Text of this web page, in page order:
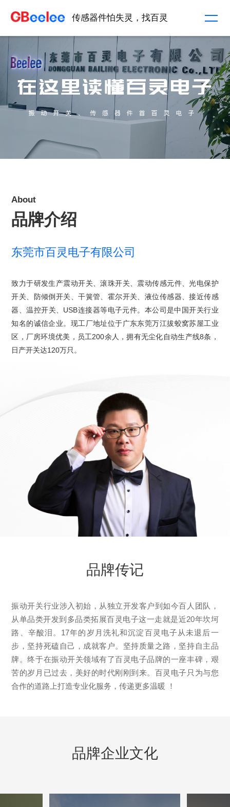
传感器件怕失灵，找百灵
About
品牌介绍
东莞市百灵电子有限公司
致力于研发生产震动开关、滚珠开关、震动传感元件、光电保护
开关、防倾倒开关、干簧管、霍尔开关、液位传感器、接近传感
器、温控开关、USB连接器等电子元件。本公司是中国开关行业
知名的诚信企业。现工厂地址位于广东东莞万江拔蛟窝苏屋工业
区，厂房环境优美，员工200余人，拥有无尘化自动生产线8条，
日产开关达120万只。
品牌传记
振动开关行业涉入初始，从独立开发客户到如今百人团队，
从单品类开发到多品类拓展百灵电子这一走就是近20年坎坷
路、辛酸泪。17年的岁月洗礼和沉淀百灵电子从未退后一
步，坚持死磕自己，成就客户。坚持质量之路，坚持自主品
牌。终于在振动开关领域有了百灵电子品牌的一座丰碑，艰
苦的岁月已过去，美好的时代刚刚到来。百灵电子只为与您
合作的道路上打造专业化服务，传递更多温暖 ！
品牌企业文化